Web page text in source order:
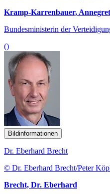
Kramp-Karrenbauer, Annegret
Bundesministerin der
()
Bildinformationen
Dr. Eberhard Brecht
© Dr. Eberhard Brecht/Peter
Brecht, Dr. Eberhard